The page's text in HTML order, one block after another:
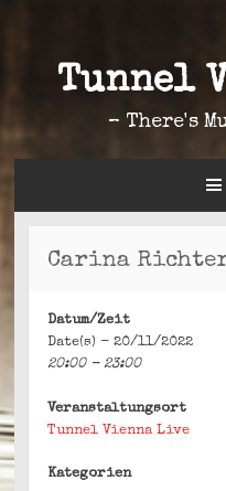
Tunnel
– There's
SPRINGEN
Carina
Datum/Zeit
Date(s) - 20/11/2022
20:00 - 23:00
Veranstaltungsort
Tunnel Vienna Live
Kategorien